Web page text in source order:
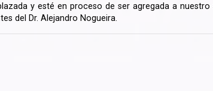
y esté en proceso de ser agregada a
del Dr. Alejandro Nogueira.